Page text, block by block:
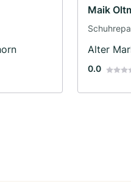
Maik
Alter
0.0